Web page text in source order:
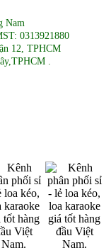
Nam
0313921880
12, TPHCM
.